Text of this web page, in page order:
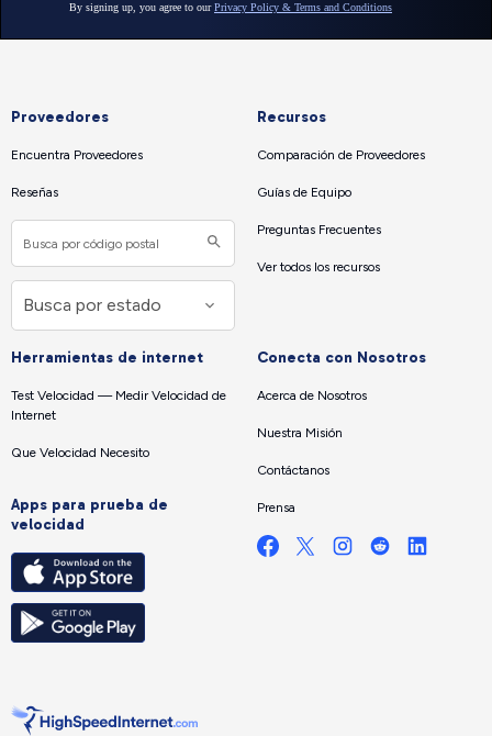
Proveedores
Encuentra Proveedores
Reseñas
Recursos
Comparación de Proveedores
Guías de Equipo
Preguntas Frecuentes
Ver todos los recursos
Herramientas de internet
Test Velocidad — Medir Velocidad de
Internet
Que Velocidad Necesito
Apps para prueba de
velocidad
Conecta con Nosotros
Acerca de Nosotros
Nuestra Misión
Contáctanos
Prensa